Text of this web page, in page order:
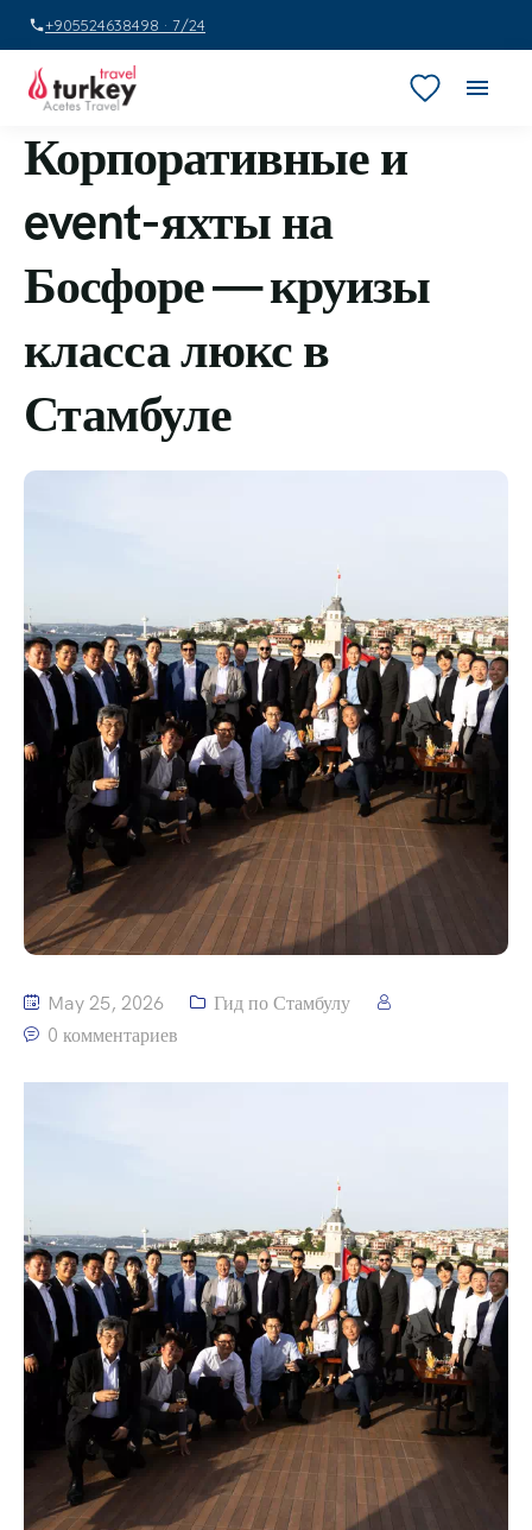
+905524638498 · 7/24
Корпоративные и
event-яхты на
Босфоре — круизы
класса люкс в
Стамбуле
May 25, 2026
Гид по Стамбулу
0 комментариев